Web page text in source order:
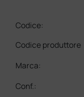
Codice:
Codice produttore
Marca:
Conf.: